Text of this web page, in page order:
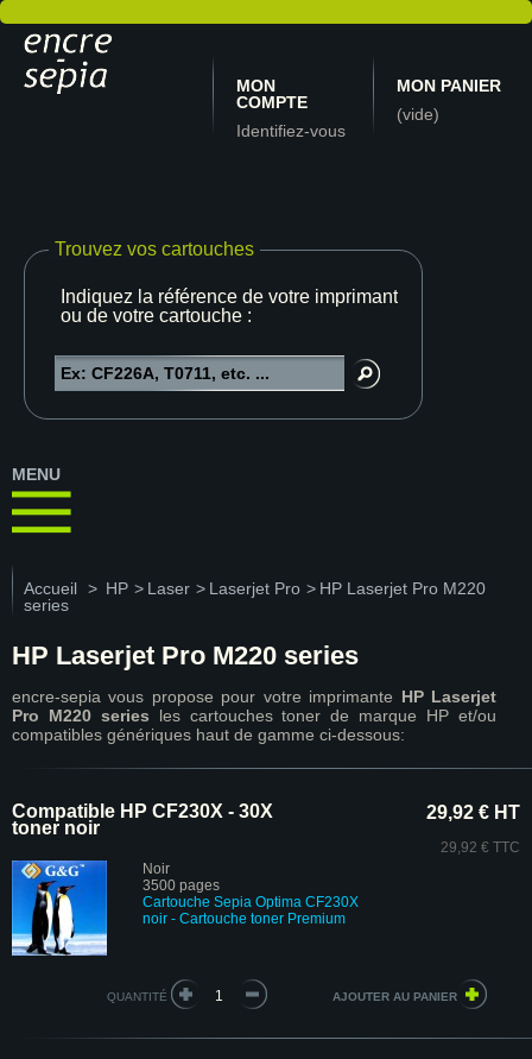
MON
COMPTE
Identifiez-vous
MON PANIER
(vide)
Trouvez vos cartouches
Indiquez la référence de votre imprimante
ou de votre cartouche :
MENU
Accueil > HP > Laser > Laserjet Pro > HP Laserjet Pro M220
series
HP Laserjet Pro M220 series
encre-sepia vous propose pour votre imprimante HP Laserjet
Pro M220 series les cartouches toner de marque HP et/ou
compatibles génériques haut de gamme ci-dessous:
Compatible HP CF230X - 30X
toner noir
Noir
3500 pages
Cartouche Sepia Optima CF230X
noir - Cartouche toner Premium
29,92 € HT
29,92 € TTC
QUANTITÉ